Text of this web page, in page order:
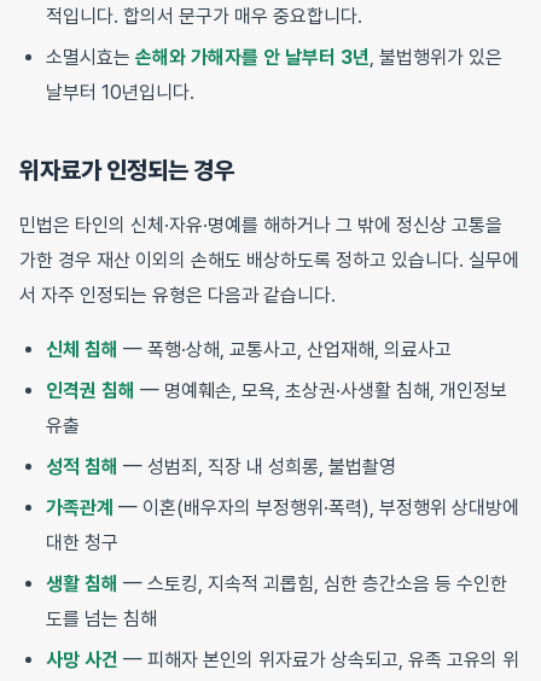
적입니다. 합의서 문구가 매우 중요합니다.
소멸시효는 손해와 가해자를 안 날부터 3년, 불법행위가 있은
날부터 10년입니다.
위자료가 인정되는 경우
민법은 타인의 신체·자유·명예를 해하거나 그 밖에 정신상 고통을
가한 경우 재산 이외의 손해도 배상하도록 정하고 있습니다. 실무에
서 자주 인정되는 유형은 다음과 같습니다.
신체 침해 — 폭행·상해, 교통사고, 산업재해, 의료사고
인격권 침해 — 명예훼손, 모욕, 초상권·사생활 침해, 개인정보
유출
성적 침해 — 성범죄, 직장 내 성희롱, 불법촬영
가족관계 — 이혼(배우자의 부정행위·폭력), 부정행위 상대방에
대한 청구
생활 침해 — 스토킹, 지속적 괴롭힘, 심한 층간소음 등 수인한
도를 넘는 침해
사망 사건 — 피해자 본인의 위자료가 상속되고, 유족 고유의 위